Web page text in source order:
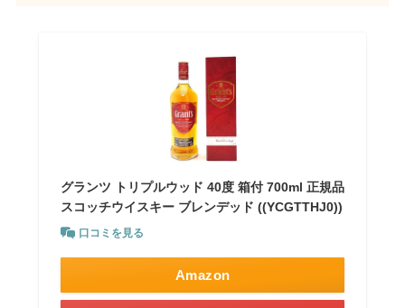
グランツ トリプルウッド 40度 箱付 700ml 正規品
スコッチウイスキー ブレンデッド ((YCGTTHJ0))
口コミを見る
Amazon